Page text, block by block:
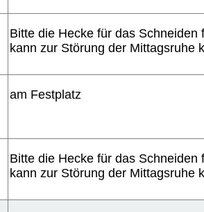
Bitte die Hecke für das Schneiden
kann zur Störung der Mittagsruhe
am Festplatz
Bitte die Hecke für das Schneiden
kann zur Störung der Mittagsruhe